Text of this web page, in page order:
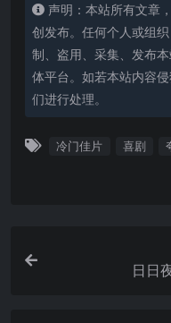
声明：本站所有文章
创发布。任何个人或组
制、盗用、采集、发布
体平台。如若本站内容
们进行处理。
冷门佳片 喜剧
日日